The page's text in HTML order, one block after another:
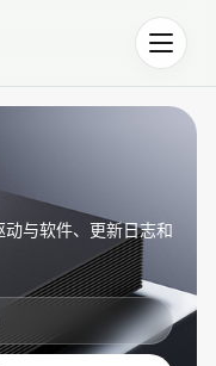
与软件、更新日志和